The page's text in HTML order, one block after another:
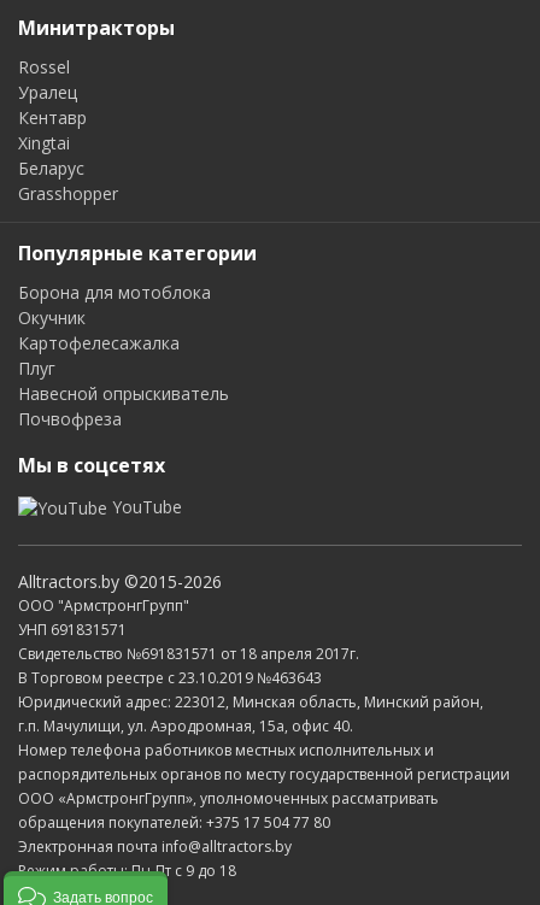
Минитракторы
Rossel
Уралец
Кентавр
Xingtai
Беларус
Grasshopper
Популярные категории
Борона для мотоблока
Окучник
Картофелесажалка
Плуг
Навесной опрыскиватель
Почвофреза
Мы в соцсетях
YouTube
Alltractors.by ©2015-2026
ООО "АрмстронгГрупп"
УНП 691831571
Свидетельство №691831571 от 18 апреля 2017г.
В Торговом реестре с 23.10.2019 №463643
Юридический адрес: 223012, Минская область, Минский район,
г.п. Мачулищи, ул. Аэродромная, 15а, офис 40.
Номер телефона работников местных исполнительных и
распорядительных органов по месту государственной регистрации
ООО «АрмстронгГрупп», уполномоченных рассматривать
обращения покупателей: +375 17 504 77 80
Электронная почта info@alltractors.by
Режим работы: Пн-Пт с 9 до 18
Задать вопрос